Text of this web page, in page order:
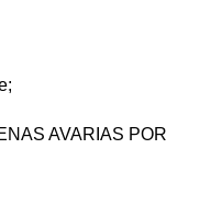
AVARIAS POR